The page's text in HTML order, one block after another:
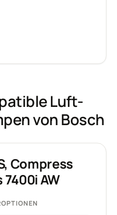
Luft-
von Bosch
Compress
AW